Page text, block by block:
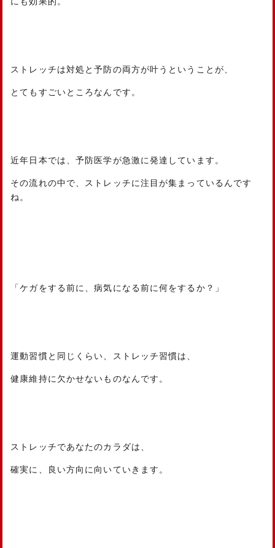
ストレッチは対処と予防の両方が叶うということが、
とてもすごいところなんです。
近年日本では、予防医学が急激に発達しています。
その流れの中で、ストレッチに注目が集まっているんです
ね。
「ケガをする前に、病気になる前に何をするか？」
運動習慣と同じくらい、ストレッチ習慣は、
健康維持に欠かせないものなんです。
ストレッチであなたのカラダは、
確実に、良い方向に向いていきます。